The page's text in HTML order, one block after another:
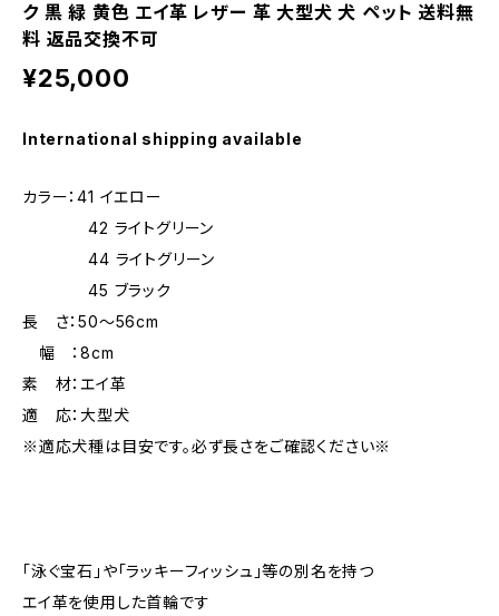
ク 黒 緑 黄色 エイ革 レザー 革 大型犬 犬 ペット 送料無
料 返品交換不可
¥25,000
International shipping available
カラー：41 イエロー
42 ライトグリーン
44 ライトグリーン
45 ブラック
長 さ：50～56cm
幅 ：8cm
素 材：エイ革
適 応：大型犬
※適応犬種は目安です。必ず長さをご確認ください※
「泳ぐ宝石」や「ラッキーフィッシュ」等の別名を持つ
エイ革を使用した首輪です